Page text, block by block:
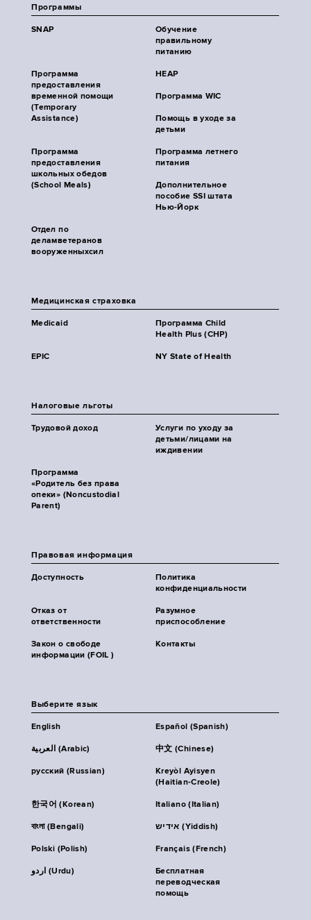
Программы
SNAP
Обучение
правильному
питанию
Программа
предоставления
временной помощи
(Temporary
Assistance)
HEAP
Программа WIC
Помощь в уходе за
детьми
Программа
предоставления
школьных обедов
(School Meals)
Программа летнего
питания
Дополнительное
пособие SSI штата
Нью-Йорк
Отдел по
деламветеранов
вооруженныхсил
Медицинская страховка
Medicaid
Программа Child
Health Plus (CHP)
EPIC NY State of Health
Налоговые льготы
Трудовой доход
Услуги по уходу за
детьми/лицами на
иждивении
Программа
«Родитель без права
опеки» (Noncustodial
Parent)
Правовая информация
Доступность
Политика
конфиденциальности
Отказ от
ответственности
Разумное
приспособление
Закон о свободе
информации (FOIL )
Контакты
Выберите язык
English Español (Spanish)
العربية (Arabic) 中文 (Chinese)
русский (Russian)
Kreyòl Ayisyen
(Haitian-Creole)
한국어 (Korean) Italiano (Italian)
বাংলা (Bengali) אידיש (Yiddish)
Polski (Polish) Français (French)
اردو (Urdu)
Бесплатная
переводческая
помощь